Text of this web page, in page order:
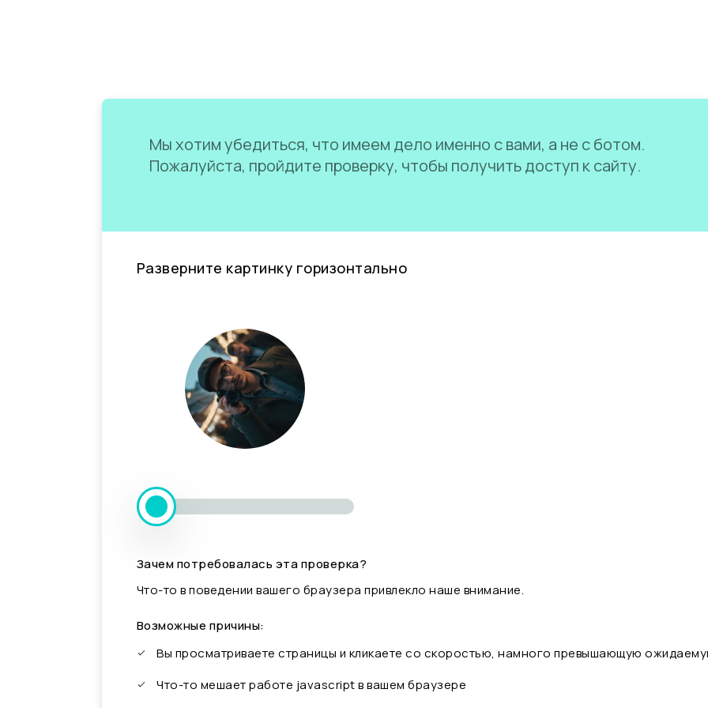
Мы хотим убедиться, что имеем дело именно с вами, а не с ботом.
Пожалуйста, пройдите проверку, чтобы получить доступ к сайту.
Разверните картинку горизонтально
Зачем потребовалась эта проверка?
Что-то в поведении вашего браузера привлекло наше внимание.
Возможные причины:
Вы просматриваете страницы и кликаете со скоростью, намного превышающую
Что-то мешает работе javascript в вашем браузере